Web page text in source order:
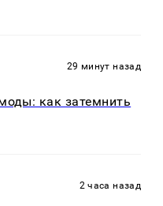
29 минут назад
как затемнить
2 часа назад